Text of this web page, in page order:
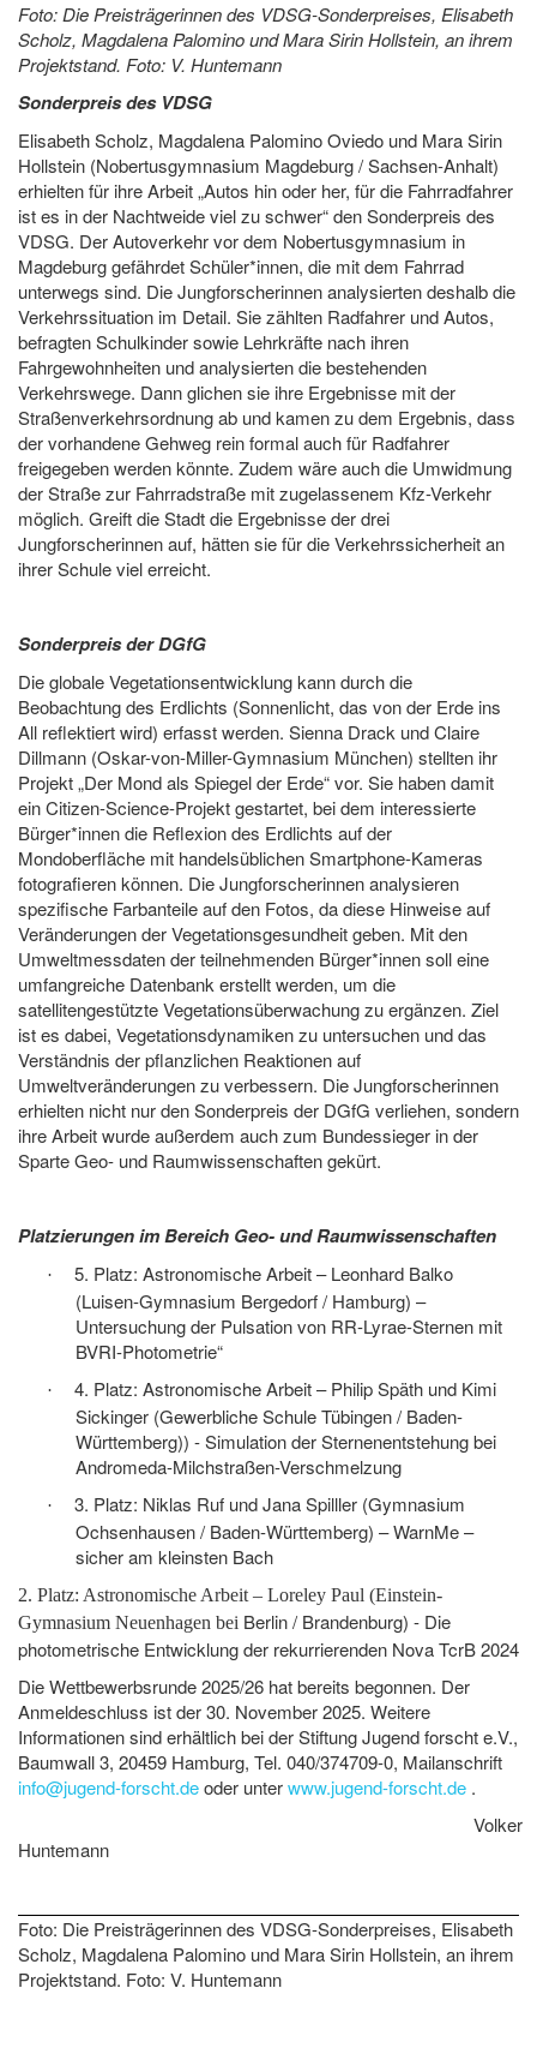
Foto: Die Preisträgerinnen des VDSG-Sonderpreises, Elisabeth
Scholz, Magdalena Palomino und Mara Sirin Hollstein, an ihrem
Projektstand. Foto: V. Huntemann
Sonderpreis des VDSG
Elisabeth Scholz, Magdalena Palomino Oviedo und Mara Sirin
Hollstein (Nobertusgymnasium Magdeburg / Sachsen-Anhalt)
erhielten für ihre Arbeit „Autos hin oder her, für die Fahrradfahrer
ist es in der Nachtweide viel zu schwer“ den Sonderpreis des
VDSG. Der Autoverkehr vor dem Nobertusgymnasium in
Magdeburg gefährdet Schüler*innen, die mit dem Fahrrad
unterwegs sind. Die Jungforscherinnen analysierten deshalb die
Verkehrssituation im Detail. Sie zählten Radfahrer und Autos,
befragten Schulkinder sowie Lehrkräfte nach ihren
Fahrgewohnheiten und analysierten die bestehenden
Verkehrswege. Dann glichen sie ihre Ergebnisse mit der
Straßenverkehrsordnung ab und kamen zu dem Ergebnis, dass
der vorhandene Gehweg rein formal auch für Radfahrer
freigegeben werden könnte. Zudem wäre auch die Umwidmung
der Straße zur Fahrradstraße mit zugelassenem Kfz-Verkehr
möglich. Greift die Stadt die Ergebnisse der drei
Jungforscherinnen auf, hätten sie für die Verkehrssicherheit an
ihrer Schule viel erreicht.
Sonderpreis der DGfG
Die globale Vegetationsentwicklung kann durch die
Beobachtung des Erdlichts (Sonnenlicht, das von der Erde ins
All reflektiert wird) erfasst werden. Sienna Drack und Claire
Dillmann (Oskar-von-Miller-Gymnasium München) stellten ihr
Projekt „Der Mond als Spiegel der Erde“ vor. Sie haben damit
ein Citizen-Science-Projekt gestartet, bei dem interessierte
Bürger*innen die Reflexion des Erdlichts auf der
Mondoberfläche mit handelsüblichen Smartphone-Kameras
fotografieren können. Die Jungforscherinnen analysieren
spezifische Farbanteile auf den Fotos, da diese Hinweise auf
Veränderungen der Vegetationsgesundheit geben. Mit den
Umweltmessdaten der teilnehmenden Bürger*innen soll eine
umfangreiche Datenbank erstellt werden, um die
satellitengestützte Vegetationsüberwachung zu ergänzen. Ziel
ist es dabei, Vegetationsdynamiken zu untersuchen und das
Verständnis der pflanzlichen Reaktionen auf
Umweltveränderungen zu verbessern. Die Jungforscherinnen
erhielten nicht nur den Sonderpreis der DGfG verliehen, sondern
ihre Arbeit wurde außerdem auch zum Bundessieger in der
Sparte Geo- und Raumwissenschaften gekürt.
Platzierungen im Bereich Geo- und Raumwissenschaften
·
5. Platz: Astronomische Arbeit – Leonhard Balko
(Luisen-Gymnasium Bergedorf / Hamburg) –
Untersuchung der Pulsation von RR-Lyrae-Sternen mit
BVRI-Photometrie“
·
4. Platz: Astronomische Arbeit – Philip Späth und Kimi
Sickinger (Gewerbliche Schule Tübingen / Baden-
Württemberg)) - Simulation der Sternenentstehung bei
Andromeda-Milchstraßen-Verschmelzung
·
3. Platz: Niklas Ruf und Jana Spilller (Gymnasium
Ochsenhausen / Baden-Württemberg) – WarnMe –
sicher am kleinsten Bach
2. Platz: Astronomische Arbeit – Loreley Paul (Einstein-
Gymnasium Neuenhagen bei Berlin / Brandenburg) - Die
photometrische Entwicklung der rekurrierenden Nova TcrB 2024
Die Wettbewerbsrunde 2025/26 hat bereits begonnen. Der
Anmeldeschluss ist der 30. November 2025. Weitere
Informationen sind erhältlich bei der Stiftung Jugend forscht e.V.,
Baumwall 3, 20459 Hamburg, Tel. 040/374709-0, Mailanschrift
info@jugend-forscht.deoder unterwww.jugend-forscht.de .
Volker
Huntemann
Foto: Die Preisträgerinnen des VDSG-Sonderpreises, Elisabeth
Scholz, Magdalena Palomino und Mara Sirin Hollstein, an ihrem
Projektstand. Foto: V. Huntemann